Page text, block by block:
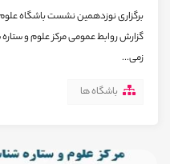
برگزاری نوزدهمین نشست باشگاه
گزارش روابط عمومی مرکز علوم و
زمی...
باشگاه ها